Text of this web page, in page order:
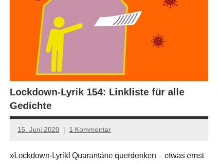
Lockdown-Lyrik 154: Linkliste für alle
Gedichte
15. Juni 2020
Anton
Leitner
1 Kommentar
»Lockdown-Lyrik! Quarantäne querdenken – etwas ernst